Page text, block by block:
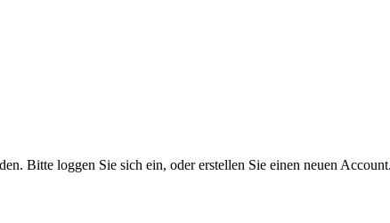
Bitte loggen Sie sich ein, oder erstellen Sie einen neuen Account.